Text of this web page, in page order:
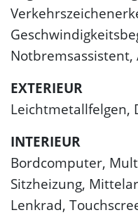
EXTERIEUR
Leichtmetallfelgen,
INTERIEUR
Bordcomputer,
Sitzheizung,
Lenkrad,